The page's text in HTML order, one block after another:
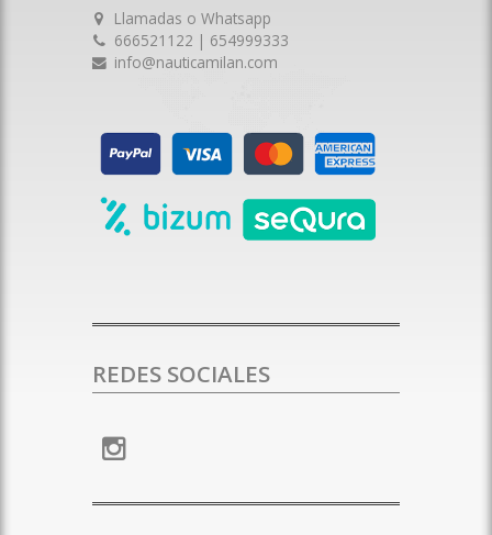
Llamadas o Whatsapp
666521122 | 654999333
info@nauticamilan.com
REDES SOCIALES